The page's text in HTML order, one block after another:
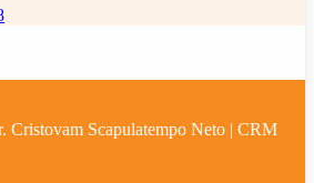
Cristovam Scapulatempo Neto | CRM